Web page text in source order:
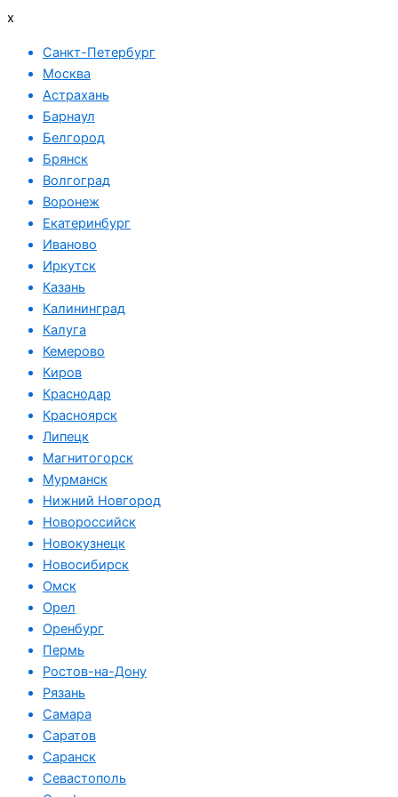
x
Санкт-Петербург
Москва
Астрахань
Барнаул
Белгород
Брянск
Волгоград
Воронеж
Екатеринбург
Иваново
Иркутск
Казань
Калининград
Калуга
Кемерово
Киров
Краснодар
Красноярск
Липецк
Магнитогорск
Мурманск
Нижний Новгород
Новороссийск
Новокузнецк
Новосибирск
Омск
Орел
Оренбург
Пермь
Ростов-на-Дону
Рязань
Самара
Саратов
Саранск
Севастополь